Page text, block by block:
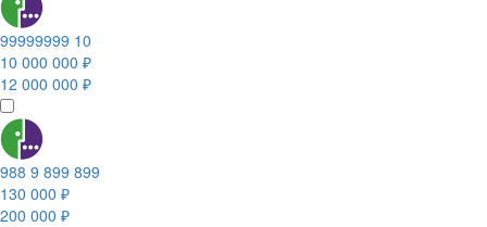
99999999 10
10 000 000 ₽
12 000 000 ₽
988 9 899 899
130 000 ₽
200 000 ₽